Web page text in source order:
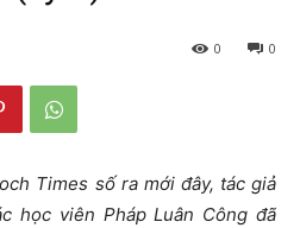
0
0
Times số ra mới đây, tác giả
học viên Pháp Luân Công đã